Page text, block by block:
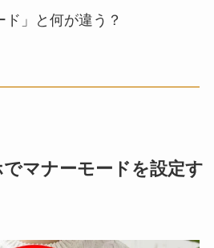
ド」と何が違う？
でマナーモードを設定す